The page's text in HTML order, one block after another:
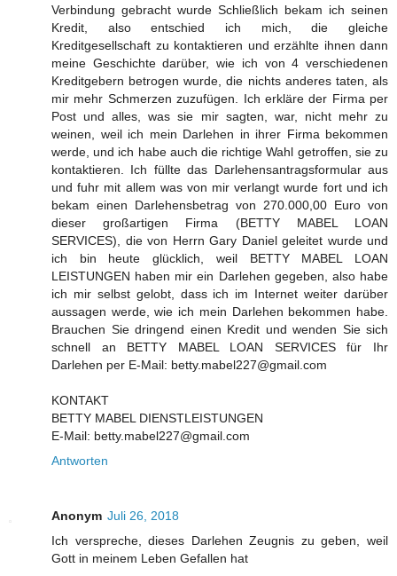
Verbindung gebracht wurde Schließlich bekam ich seinen
Kredit, also entschied ich mich, die gleiche
Kreditgesellschaft zu kontaktieren und erzählte ihnen dann
meine Geschichte darüber, wie ich von 4 verschiedenen
Kreditgebern betrogen wurde, die nichts anderes taten, als
mir mehr Schmerzen zuzufügen. Ich erkläre der Firma per
Post und alles, was sie mir sagten, war, nicht mehr zu
weinen, weil ich mein Darlehen in ihrer Firma bekommen
werde, und ich habe auch die richtige Wahl getroffen, sie zu
kontaktieren. Ich füllte das Darlehensantragsformular aus
und fuhr mit allem was von mir verlangt wurde fort und ich
bekam einen Darlehensbetrag von 270.000,00 Euro von
dieser großartigen Firma (BETTY MABEL LOAN
SERVICES), die von Herrn Gary Daniel geleitet wurde und
ich bin heute glücklich, weil BETTY MABEL LOAN
LEISTUNGEN haben mir ein Darlehen gegeben, also habe
ich mir selbst gelobt, dass ich im Internet weiter darüber
aussagen werde, wie ich mein Darlehen bekommen habe.
Brauchen Sie dringend einen Kredit und wenden Sie sich
schnell an BETTY MABEL LOAN SERVICES für Ihr
Darlehen per E-Mail: betty.mabel227@gmail.com
KONTAKT
BETTY MABEL DIENSTLEISTUNGEN
E-Mail: betty.mabel227@gmail.com
Antworten
Anonym Juli 26, 2018
Ich verspreche, dieses Darlehen Zeugnis zu geben, weil
Gott in meinem Leben Gefallen hat